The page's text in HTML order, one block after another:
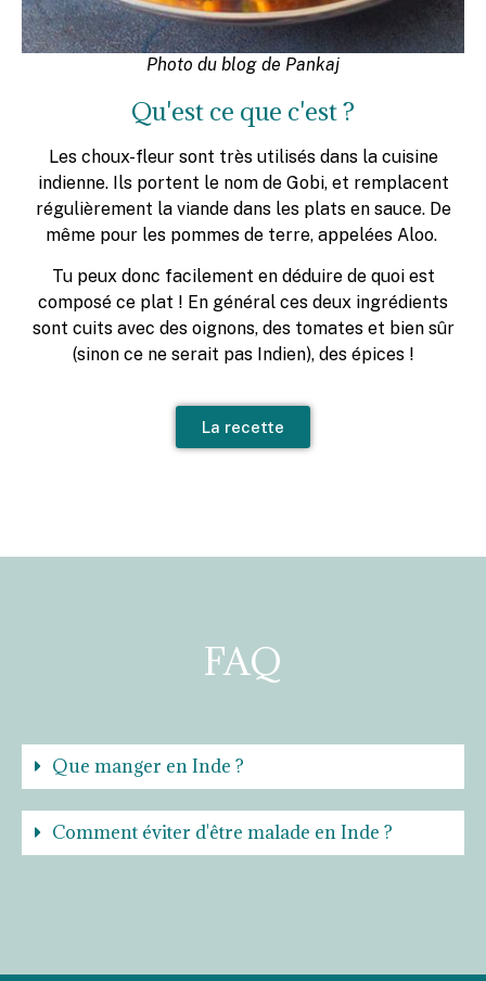
Photo du blog de Pankaj
Qu'est ce que c'est ?
Les choux-fleur sont très utilisés dans la cuisine
indienne. Ils portent le nom de Gobi, et remplacent
régulièrement la viande dans les plats en sauce. De
même pour les pommes de terre, appelées Aloo.
Tu peux donc facilement en déduire de quoi est
composé ce plat ! En général ces deux ingrédients
sont cuits avec des oignons, des tomates et bien sûr
(sinon ce ne serait pas Indien), des épices !
La recette
FAQ
Que manger en Inde ?
Comment éviter d'être malade en Inde ?